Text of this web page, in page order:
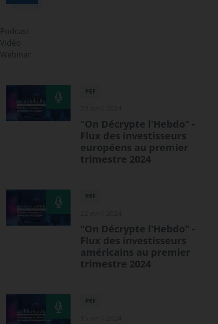
Podcast
Vidéo
Webinar
PEF
"On Décrypte l'Hebdo" -
Flux des investisseurs
européens au premier
trimestre 2024
PEF
"On Décrypte l'Hebdo" -
Flux des investisseurs
américains au premier
trimestre 2024
PEF